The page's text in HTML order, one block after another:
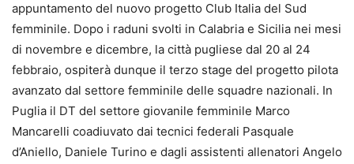
appuntamento del nuovo progetto Club Italia del Sud
femminile. Dopo i raduni svolti in Calabria e Sicilia nei mesi
di novembre e dicembre, la città pugliese dal 20 al 24
febbraio, ospiterà dunque il terzo stage del progetto pilota
avanzato dal settore femminile delle squadre nazionali. In
Puglia il DT del settore giovanile femminile Marco
Mancarelli coadiuvato dai tecnici federali Pasquale
d’Aniello, Daniele Turino e dagli assistenti allenatori Angelo